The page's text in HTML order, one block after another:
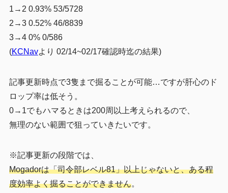
1→2 0.93% 53/5728
2→3 0.52% 46/8839
3→4 0% 0/586
(KCNavより 02/14~02/17確認時迄の結果)
記事更新時点で3隻まで掘ることが可能…ですが肝心のド
ロップ率は低そう。
0→1でもハマるときは200周以上考えられるので、
無理のない範囲で狙っていきたいです。
※記事更新の段階では、
Mogadorは「司令部レベル81」以上じゃないと、ある程
度効率よく掘ることができません。